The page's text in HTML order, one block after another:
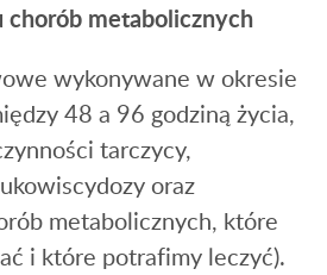
metabolicznych
wykonywane w okresie
48 a 96 godziną życia,
tarczycy,
oraz
metabolicznych, które
i które potrafimy leczyć).